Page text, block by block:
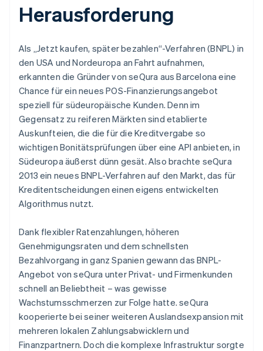
Herausforderung
Als „Jetzt kaufen, später bezahlen“-Verfahren (BNPL) in
den USA und Nordeuropa an Fahrt aufnahmen,
erkannten die Gründer von seQura aus Barcelona eine
Chance für ein neues POS-Finanzierungsangebot
speziell für südeuropäische Kunden. Denn im
Gegensatz zu reiferen Märkten sind etablierte
Auskunfteien, die die für die Kreditvergabe so
wichtigen Bonitätsprüfungen über eine API anbieten, in
Südeuropa äußerst dünn gesät. Also brachte seQura
2013 ein neues BNPL-Verfahren auf den Markt, das für
Kreditentscheidungen einen eigens entwickelten
Algorithmus nutzt.
Dank flexibler Ratenzahlungen, höheren
Genehmigungsraten und dem schnellsten
Bezahlvorgang in ganz Spanien gewann das BNPL-
Angebot von seQura unter Privat- und Firmenkunden
schnell an Beliebtheit – was gewisse
Wachstumsschmerzen zur Folge hatte. seQura
kooperierte bei seiner weiteren Auslandsexpansion mit
mehreren lokalen Zahlungsabwicklern und
Finanzpartnern. Doch die komplexe Infrastruktur sorgte